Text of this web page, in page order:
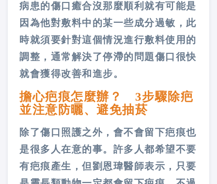
病患的傷口癒合沒那麼順利就有可能是
因為他對敷料中的某一些成分過敏，此
時就須要針對這個情況進行敷料使用的
調整，通常解決了停滯的問題傷口很快
就會獲得改善和進步。
擔心疤痕怎麼辦？ 3步驟除疤
並注意防曬、避免抽菸
除了傷口照護之外，會不會留下疤痕也
是很多人在意的事。許多人都希望不要
有疤痕產生，但劉恩瑋醫師表示，只要